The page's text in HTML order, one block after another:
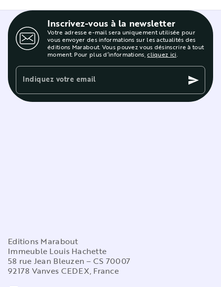
Inscrivez-vous à la newsletter
Votre adresse e-mail sera uniquement utilisée pour
vous envoyer des informations sur les actualités des
éditions Marabout. Vous pouvez vous désinscrire à tout
moment. Pour plus d’informations,cliquez ici.
Indiquez votre email send
Editions Marabout
Immeuble Louis Hachette
58 rue Jean Bleuzen – CS 70007
92178 Vanves CEDEX, France